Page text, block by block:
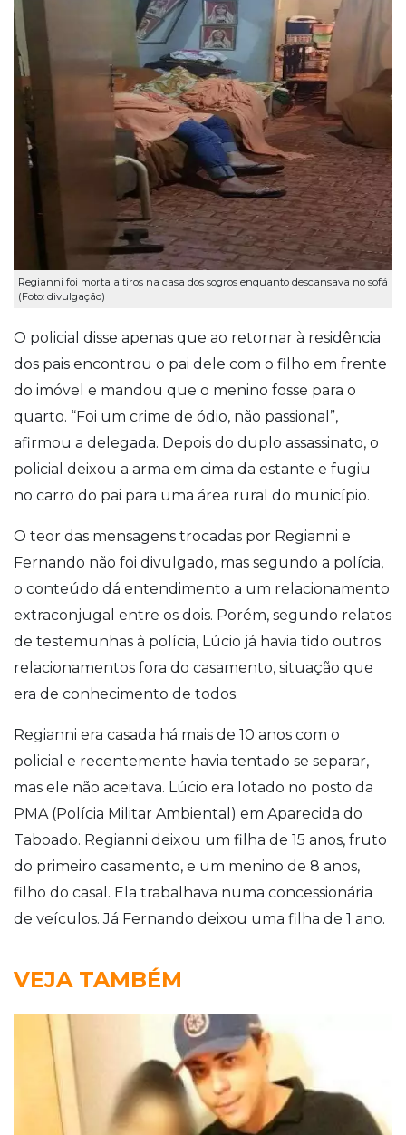
Regianni foi morta a tiros na casa dos sogros enquanto descansava no sofá
(Foto: divulgação)
O policial disse apenas que ao retornar à residência
dos pais encontrou o pai dele com o filho em frente
do imóvel e mandou que o menino fosse para o
quarto. “Foi um crime de ódio, não passional”,
afirmou a delegada. Depois do duplo assassinato, o
policial deixou a arma em cima da estante e fugiu
no carro do pai para uma área rural do município.
O teor das mensagens trocadas por Regianni e
Fernando não foi divulgado, mas segundo a polícia,
o conteúdo dá entendimento a um relacionamento
extraconjugal entre os dois. Porém, segundo relatos
de testemunhas à polícia, Lúcio já havia tido outros
relacionamentos fora do casamento, situação que
era de conhecimento de todos.
Regianni era casada há mais de 10 anos com o
policial e recentemente havia tentado se separar,
mas ele não aceitava. Lúcio era lotado no posto da
PMA (Polícia Militar Ambiental) em Aparecida do
Taboado. Regianni deixou um filha de 15 anos, fruto
do primeiro casamento, e um menino de 8 anos,
filho do casal. Ela trabalhava numa concessionária
de veículos. Já Fernando deixou uma filha de 1 ano.
VEJA TAMBÉM